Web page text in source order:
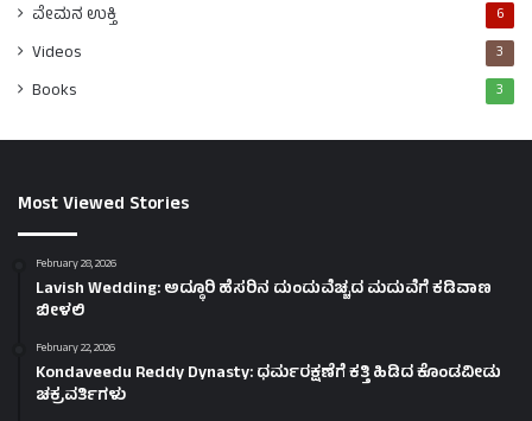
ವೇಮನ ಉಕ್ತಿ 6
Videos 3
Books 3
Most Viewed Stories
February 28, 2026
Lavish Wedding: ಅದ್ಧೂರಿ ಹೆಸರಿನ ದುಂದುವೆಚ್ಚದ ಮದುವೆಗೆ ಕಡಿವಾಣ
ಬೀಳಲಿ
February 22, 2026
Kondaveedu Reddy Dynasty: ಧರ್ಮರಕ್ಷಣೆಗೆ ಕತ್ತಿ ಹಿಡಿದ ಕೊಂಡವೀಡು
ಚಕ್ರವರ್ತಿಗಳು